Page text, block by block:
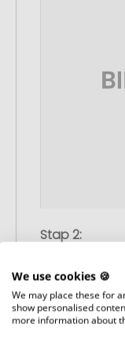
Stap 2:
Upload uw
bestelling af.
geen
We use cookies 🍪
We may place these for
show personalised
more information about